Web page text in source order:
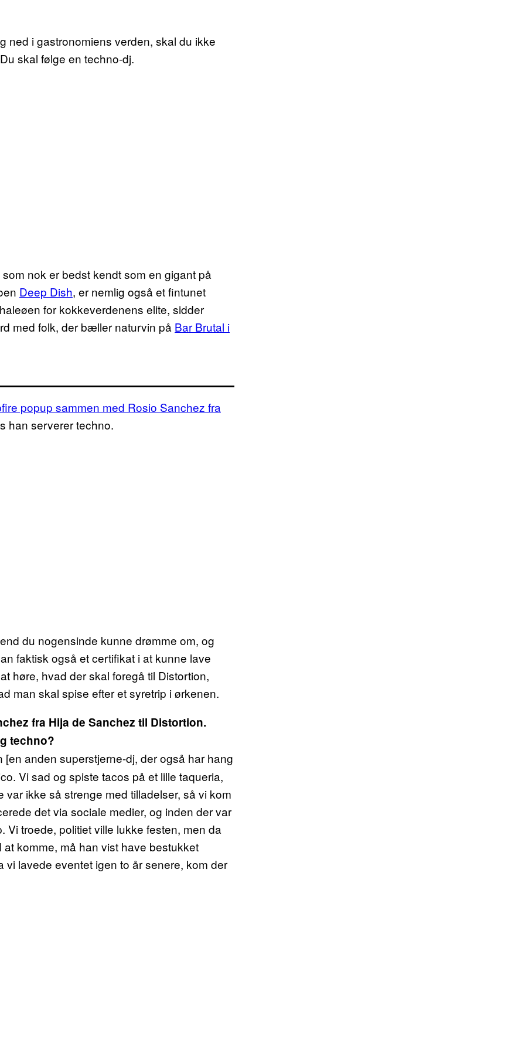
ned i gastronomiens verden, skal du ikke
skal følge en techno-dj.
nok er bedst kendt som en gigant på
Deep Dish, er nemlig også et fintunet
for kokkeverdenens elite, sidder
med folk, der bæller naturvin på Bar Brutal i
popup sammen med Rosio Sanchez fra
han serverer techno.
du nogensinde kunne drømme om, og
faktisk også et certifikat i at kunne lave
høre, hvad der skal foregå til Distortion,
man skal spise efter et syretrip i ørkenen.
fra Hija de Sanchez til Distortion.
techno?
anden superstjerne-dj, der også har hang
Vi sad og spiste tacos på et lille taqueria,
ikke så strenge med tilladelser, så vi kom
det via sociale medier, og inden der var
troede, politiet ville lukke festen, men da
komme, må han vist have bestukket
vi lavede eventet igen to år senere, kom der